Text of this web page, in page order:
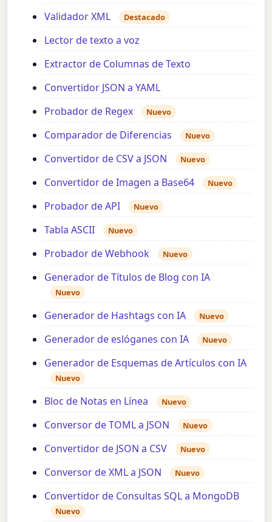
Validador XML
Destacado
Lector de texto a voz
Extractor de Columnas de Texto
Convertidor JSON a YAML
Probador de Regex
Nuevo
Comparador de Diferencias Nuevo
Convertidor de CSV a JSON Nuevo
Convertidor de Imagen a Base64 Nuevo
Probador de API Nuevo
Tabla ASCII Nuevo
Probador de Webhook Nuevo
Generador de Títulos de Blog con IA
Nuevo
Generador de Hashtags con IA Nuevo
Generador de eslóganes con IA Nuevo
Generador de Esquemas de Artículos con IA
Nuevo
Bloc de Notas en Línea Nuevo
Conversor de TOML a JSON Nuevo
Convertidor de JSON a CSV Nuevo
Conversor de XML a JSON Nuevo
Convertidor de Consultas SQL a MongoDB
Nuevo